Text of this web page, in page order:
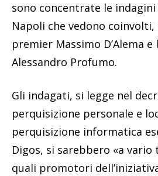
sono concentrate le
Napoli che vedono
premier Massimo D’Alema e
Alessandro Profumo.
Gli indagati, si legge nel
perquisizione personale e
perquisizione informatica
Digos, si sarebbero «a
quali promotori